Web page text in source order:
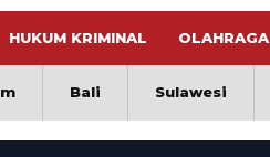
HUKUM KRIMINAL OLAHRAGA
Bali Sulawesi